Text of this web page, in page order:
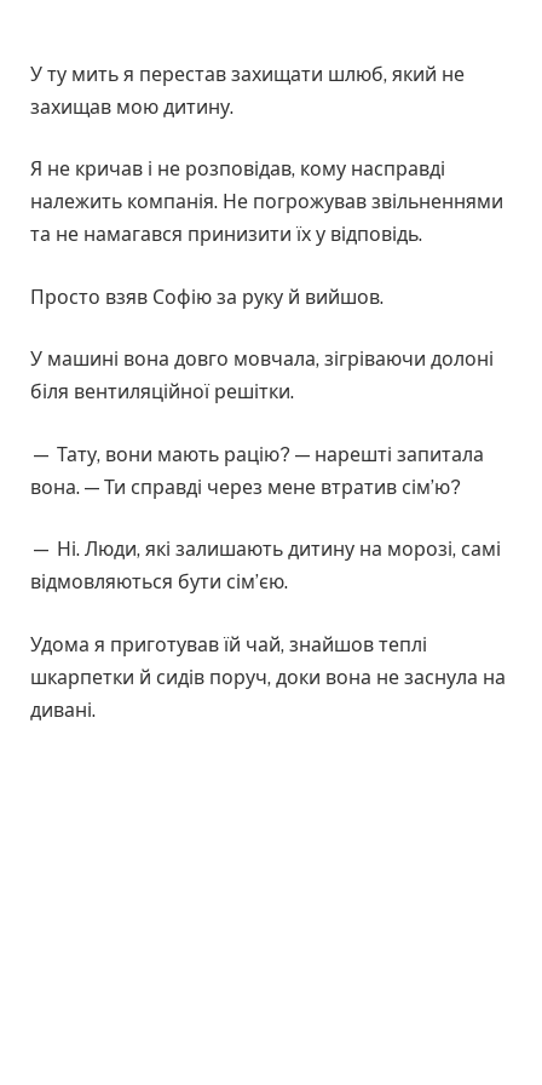
У ту мить я перестав захищати шлюб, який не
захищав мою дитину.
Я не кричав і не розповідав, кому насправді
належить компанія. Не погрожував звільненнями
та не намагався принизити їх у відповідь.
Просто взяв Софію за руку й вийшов.
У машині вона довго мовчала, зігріваючи долоні
біля вентиляційної решітки.
— Тату, вони мають рацію? — нарешті запитала
вона. — Ти справді через мене втратив сім’ю?
— Ні. Люди, які залишають дитину на морозі, самі
відмовляються бути сім’єю.
Удома я приготував їй чай, знайшов теплі
шкарпетки й сидів поруч, доки вона не заснула на
дивані.